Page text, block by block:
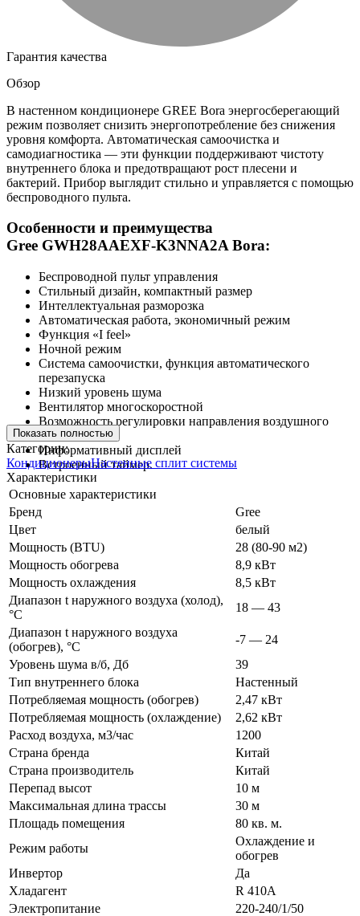
Гарантия качества
Обзор
В настенном кондиционере GREE Bora энергосберегающий
режим позволяет снизить энергопотребление без снижения
уровня комфорта. Автоматическая самоочистка и
самодиагностика — эти функции поддерживают чистоту
внутреннего блока и предотвращают рост плесени и
бактерий. Прибор выглядит стильно и управляется с помощью
беспроводного пульта.
Особенности и преимущества
Gree GWH28AAEXF-K3NNA2A Bora:
Беспроводной пульт управления
Стильный дизайн, компактный размер
Интеллектуальная разморозка
Автоматическая работа, экономичный режим
Функция «I feel»
Ночной режим
Система самоочистки, функция автоматического
перезапуска
Низкий уровень шума
Вентилятор многоскоростной
Возможность регулировки направления воздушного
потока
Информативный дисплей
Встроенный таймер.
Показать полностью
Категории:
КондиционерыНастенные сплит системы
Характеристики
Основные характеристики
Бренд
Gree
Цвет
белый
Мощность (BTU)
28 (80-90 м2)
Мощность обогрева
8,9 кВт
Мощность охлаждения
8,5 кВт
Диапазон t наружного воздуха (холод),
°C
18 — 43
Диапазон t наружного воздуха
(обогрев), °C
-7 — 24
Уровень шума в/б, Дб
39
Тип внутреннего блока
Настенный
Потребляемая мощность (обогрев)
2,47 кВт
Потребляемая мощность (охлаждение)
2,62 кВт
Расход воздуха, м3/час
1200
Страна бренда
Китай
Страна производитель
Китай
Перепад высот
10 м
Максимальная длина трассы
30 м
Площадь помещения
80 кв. м.
Режим работы
Охлаждение и
обогрев
Инвертор
Да
Хладагент
R 410A
Электропитание
220-240/1/50